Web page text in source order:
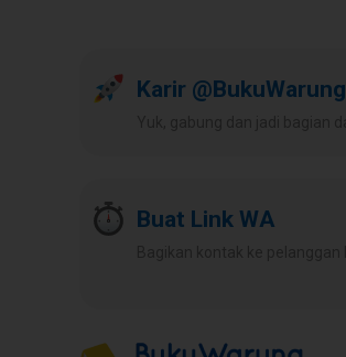
Karir @BukuWarung
Buat Link WA